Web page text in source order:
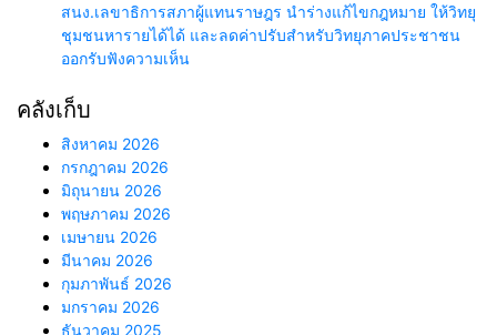
สนง.เลขาธิการสภาผู้แทนราษฎร นำร่างแก้ไขกฎหมาย ให้วิทยุ
ชุมชนหารายได้ได้ และลดค่าปรับสำหรับวิทยุภาคประชาชน
ออกรับฟังความเห็น
คลังเก็บ
สิงหาคม 2026
กรกฎาคม 2026
มิถุนายน 2026
พฤษภาคม 2026
เมษายน 2026
มีนาคม 2026
กุมภาพันธ์ 2026
มกราคม 2026
ธันวาคม 2025